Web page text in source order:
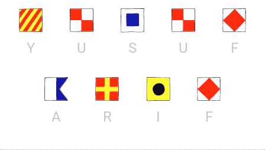
Y U S U F
A R I F